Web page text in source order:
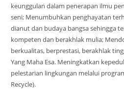
keunggulan dalam penerapan ilmu
seni; Menumbuhkan penghayatan
dianut dan budaya bangsa sehingga
kompeten dan berakhlak mulia;
berkualitas, berprestasi, berakhlak
Yang Maha Esa. Meningkatkan
pelestarian lingkungan melalui
Recycle).